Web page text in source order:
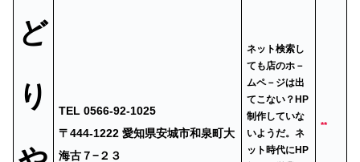
ど
り
TEL 0566-92-1025
〒444-1222 愛知県安城市和泉町大
海古７−２３
ネット検索し
ても店のホ－
ムペ－ジは出
てこない？HP
制作していな
いようだ。ネ
ット時代にHP
**